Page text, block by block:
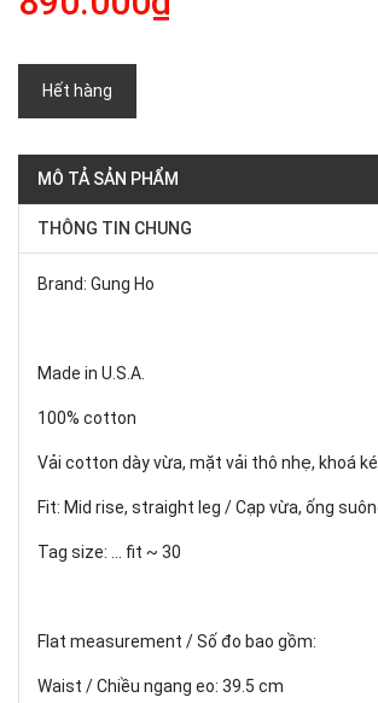
Hết hàng
MÔ TẢ SẢN PHẨM
THÔNG TIN CHUNG
Brand: Gung Ho
Made in U.S.A.
100% cotton
Vải cotton dày vừa, mặt vải thô nhẹ, khoá
Fit: Mid rise, straight leg / Cạp vừa, ống
Tag size: ... fit ~ 30
Flat measurement / Số đo bao gồm:
Waist / Chiều ngang eo: 39.5 cm